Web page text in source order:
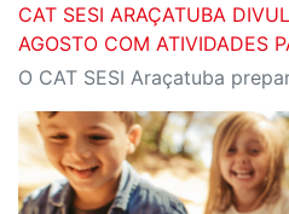
CAT SESI ARAÇATUBA
AGOSTO COM ATIVIDADES